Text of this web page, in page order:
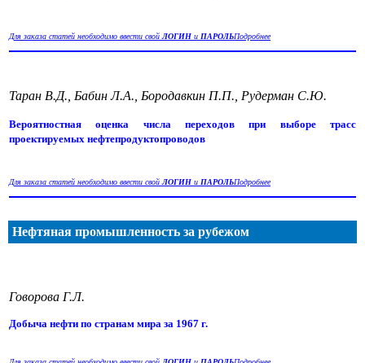
Для заказа статей необходимо ввести свойЛОГИН и ПАРОЛЬПодробнее
Таран В.Д., Бабин Л.А., Бородавкин П.П., Рудерман С.Ю.
Вероятностная оценка числа переходов при выборе трасс
проектируемых нефтепродуктопроводов
Для заказа статей необходимо ввести свойЛОГИН и ПАРОЛЬПодробнее
Нефтяная промышленность за рубежом
Говорова Г.Л.
Добыча нефти по странам мира за 1967 г.